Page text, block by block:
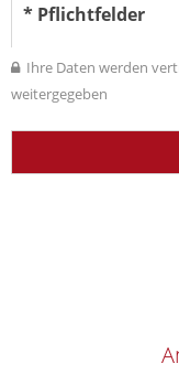
* Pflichtfelder
Ihre Daten werden
weitergegeben